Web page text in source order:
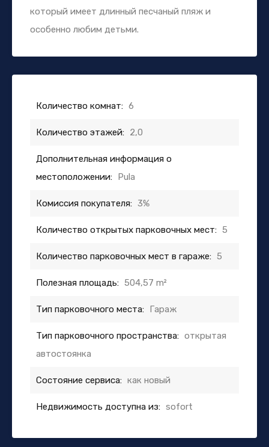
который имеет длинный песчаный пляж и
особенно любим детьми.
Количество комнат: 6
Количество этажей: 2,0
Дополнительная информация о
местоположении: Pula
Комиссия покупателя: 3%
Количество открытых парковочных мест: 5
Количество парковочных мест в гараже: 5
Полезная площадь: 504,57 m²
Тип парковочного места: Гараж
Тип парковочного пространства: открытая
автостоянка
Состояние сервиса: как новый
Недвижимость доступна из: sofort